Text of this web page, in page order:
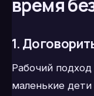
время
1.
Рабочий
маленькие